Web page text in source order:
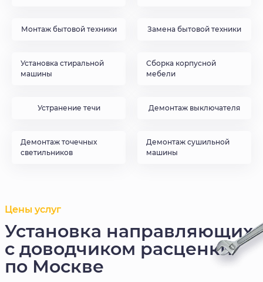
Монтаж бытовой техники Замена бытовой техники
Установка стиральной
машины
Сборка корпусной
мебели
Устранение течи Демонтаж выключателя
Демонтаж точечных
светильников
Демонтаж сушильной
машины
Цены услуг
Установка направляющих
с доводчиком расценки
по Москве